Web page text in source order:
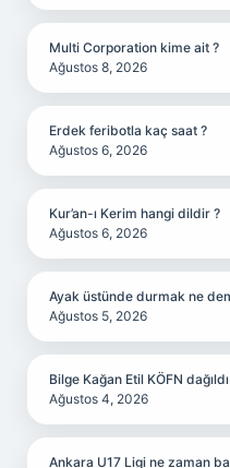
Multi Corporation kime ait ?
Ağustos 8, 2026
Erdek feribotla kaç saat ?
Ağustos 6, 2026
Kur’an-ı Kerim hangi dildir ?
Ağustos 6, 2026
Ayak üstünde durmak ne
Ağustos 5, 2026
Bilge Kağan Etil KÖFN dağıldı
Ağustos 4, 2026
Ankara U17 Ligi ne zaman